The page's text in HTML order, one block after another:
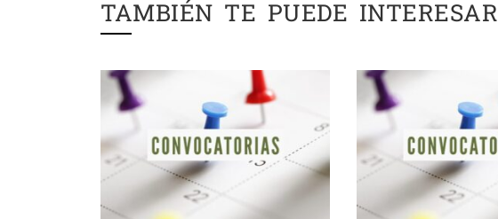
TAMBIÉN TE PUEDE INTERESAR